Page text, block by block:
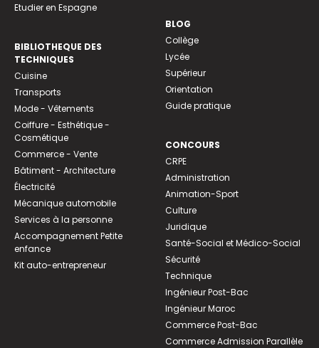
Etudier en Espagne
BIBLIOTHEQUE DES
TECHNIQUES
Cuisine
Transports
Mode - Vêtements
Coiffure - Esthétique -
Cosmétique
Commerce - Vente
Bâtiment - Architecture
Électricité
Mécanique automobile
Services à la personne
Accompagnement Petite
enfance
Kit auto-entrepreneur
BLOG
Collège
Lycée
Supérieur
Orientation
Guide pratique
CONCOURS
CRPE
Administration
Animation-Sport
Culture
Juridique
Santé-Social et Médico-Social
Sécurité
Technique
Ingénieur Post-Bac
Ingénieur Maroc
Commerce Post-Bac
Commerce Admission Parallèle